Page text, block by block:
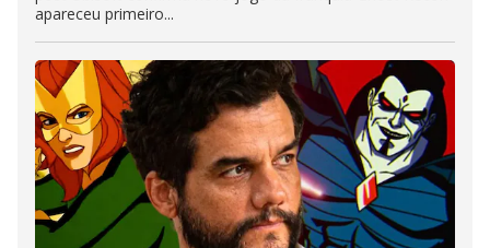
apareceu primeiro...